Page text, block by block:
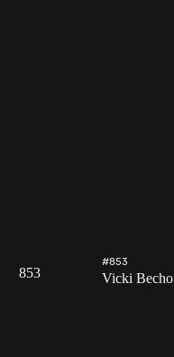
853
#853
Vicki Becho